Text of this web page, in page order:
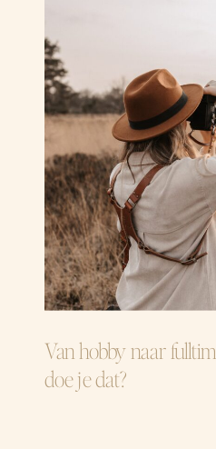
Van hobby naar
doe je dat?